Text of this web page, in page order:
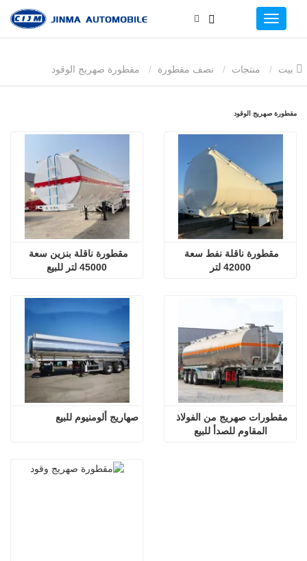
منتجات نصف مقطورة
مقطورة صهريج الوقود
45000 لتر للبيع
42000 لتر
صهاريج ألومنيوم للبيع
المقاوم للصدأ للبيع